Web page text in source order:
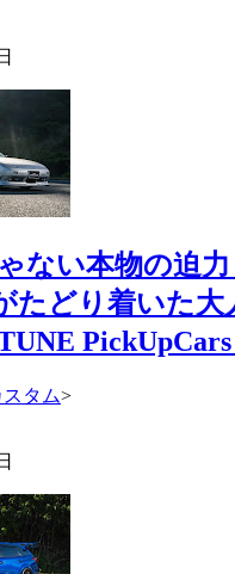
ない本物の迫力
たどり着いた大
PickUpCars
タム>